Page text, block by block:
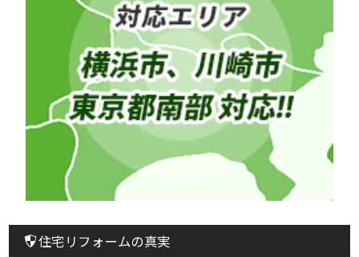
住宅リフォームの真実